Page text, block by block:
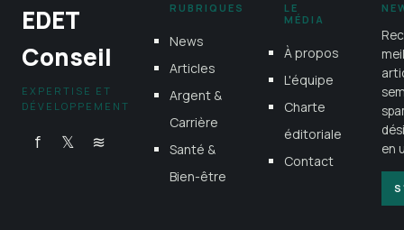
EDET
Conseil
EXPERTISE ET
DÉVELOPPEMENT
f 𝕏 ≋
RUBRIQUES
News
Articles
Argent &
Carrière
Santé &
Bien-être
LE
MÉDIA
À propos
L'équipe
Charte
éditoriale
Contact
en